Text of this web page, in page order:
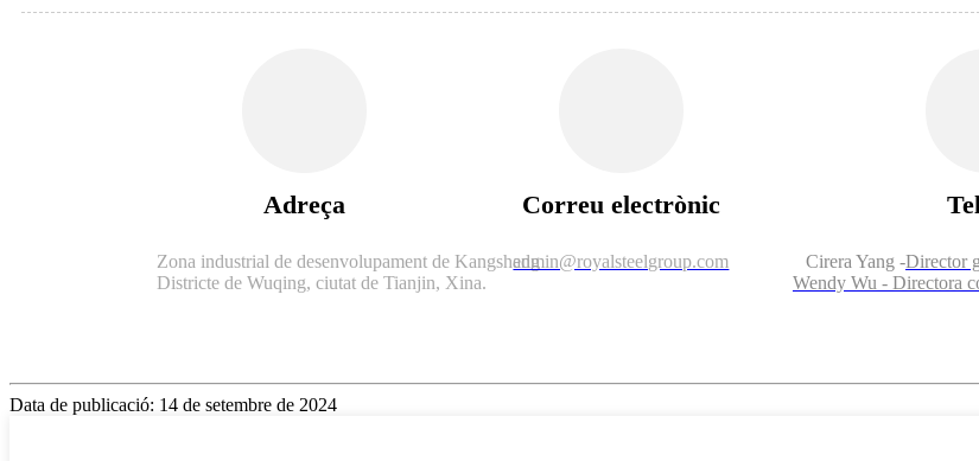
Adreça
Zona industrial de desenvolupament de Kangsheng
Districte de Wuqing, ciutat de Tianjin, Xina.
Correu electrònic
admin@royalsteelgroup.com Cirera Yang -Director
Wendy Wu - Directora
Data de publicació: 14 de setembre de 2024